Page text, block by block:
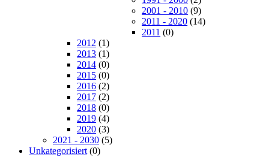
2001 - 2010 (9)
2011 - 2020 (14)
2011 (0)
2012 (1)
2013 (1)
2014 (0)
2015 (0)
2016 (2)
2017 (2)
2018 (0)
2019 (4)
2020 (3)
2021 - 2030 (5)
Unkategorisiert (0)